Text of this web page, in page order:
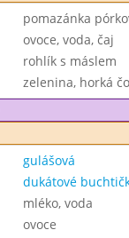
pomazánka
ovoce, voda, čaj
rohlík s máslem
zelenina, horká
gulášová
dukátové
mléko, voda
ovoce